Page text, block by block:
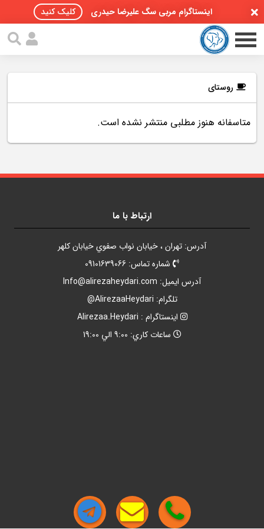
اینستاگرام مربی سگ علیرضا حیدری کلیک کنید
صفحه اصلی
پادکست سگ ها
روستای
متاسفانه هنوز مطلبی منتشر نشده است.
ارتباط با ما
آدرس: تهران ، خيابان نواب صفوي خيابان کلهر
شماره تماس: 09101639066
آدرس ايميل: Info@alirezaheydari.com
تلگرام: AlirezaaHeydari@
اينستاگرام : Alirezaa.Heydari
ساعات کاري: 9:00 الي 19:00